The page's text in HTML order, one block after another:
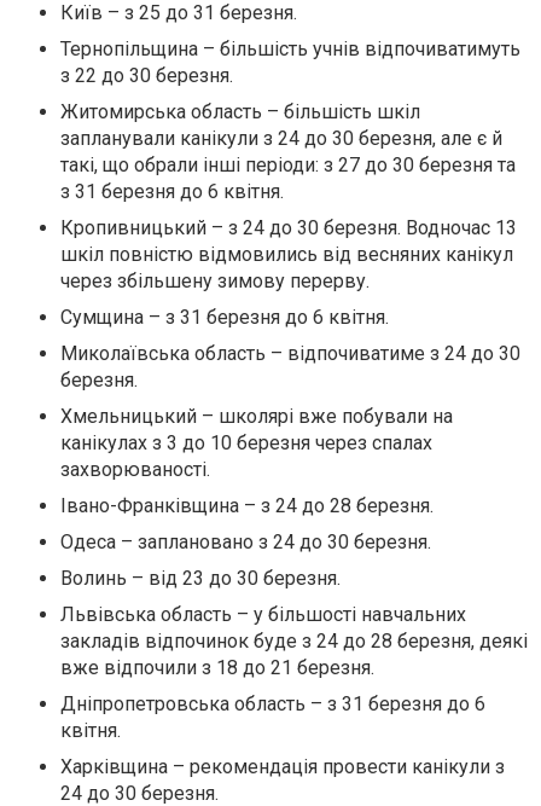
Київ – з 25 до 31 березня.
Тернопільщина – більшість учнів відпочиватимуть
з 22 до 30 березня.
Житомирська область – більшість шкіл
запланували канікули з 24 до 30 березня, але є й
такі, що обрали інші періоди: з 27 до 30 березня та
з 31 березня до 6 квітня.
Кропивницький – з 24 до 30 березня. Водночас 13
шкіл повністю відмовились від весняних канікул
через збільшену зимову перерву.
Сумщина – з 31 березня до 6 квітня.
Миколаївська область – відпочиватиме з 24 до 30
березня.
Хмельницький – школярі вже побували на
канікулах з 3 до 10 березня через спалах
захворюваності.
Івано-Франківщина – з 24 до 28 березня.
Одеса – заплановано з 24 до 30 березня.
Волинь – від 23 до 30 березня.
Львівська область – у більшості навчальних
закладів відпочинок буде з 24 до 28 березня, деякі
вже відпочили з 18 до 21 березня.
Дніпропетровська область – з 31 березня до 6
квітня.
Харківщина – рекомендація провести канікули з
24 до 30 березня.